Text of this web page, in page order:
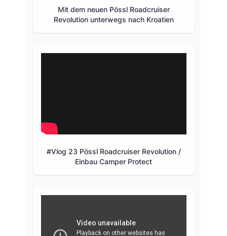
Mit dem neuen Pössl Roadcruiser
Revolution unterwegs nach Kroatien
#Vlog 23 Pössl Roadcruiser Revolution /
Einbau Camper Protect